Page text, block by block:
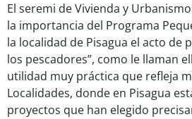
El seremi de Vivienda y
la importancia del Programa
la localidad de Pisagua el acto de
los pescadores”, como le llaman
utilidad muy práctica que refleja
Localidades, donde en Pisagua
proyectos que han elegido